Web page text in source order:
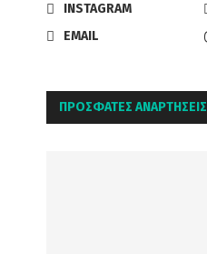
INSTAGRAM
EMAIL
ΠΡΌΣΦΑΤΕΣ ΑΝΑΡΤΉΣΕΙΣ